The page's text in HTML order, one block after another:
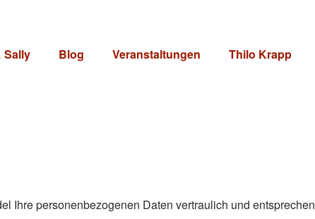
Sally Blog Veranstaltungen Thilo Krapp
Ihre personenbezogenen Daten vertraulich und